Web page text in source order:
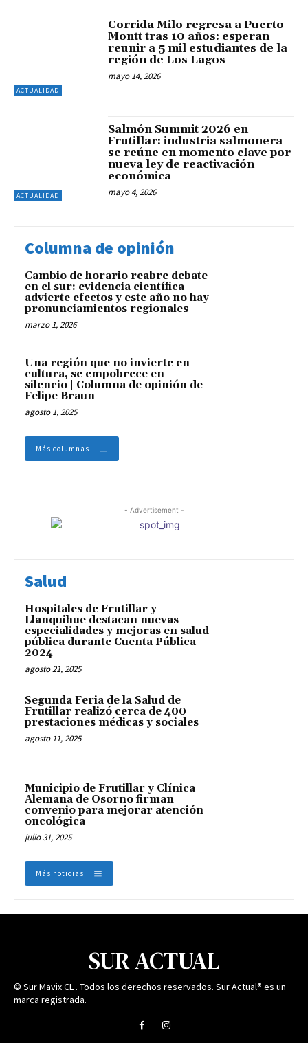
ACTUALIDAD
Corrida Milo regresa a Puerto
Montt tras 10 años: esperan
reunir a 5 mil estudiantes de la
región de Los Lagos
mayo 14, 2026
ACTUALIDAD
Salmón Summit 2026 en
Frutillar: industria salmonera
se reúne en momento clave por
nueva ley de reactivación
económica
mayo 4, 2026
Columna de opinión
Cambio de horario reabre debate
en el sur: evidencia científica
advierte efectos y este año no hay
pronunciamientos regionales
marzo 1, 2026
Una región que no invierte en
cultura, se empobrece en
silencio | Columna de opinión de
Felipe Braun
agosto 1, 2025
Más columnas
- Advertisement -
Salud
Hospitales de Frutillar y
Llanquihue destacan nuevas
especialidades y mejoras en salud
pública durante Cuenta Pública
2024
agosto 21, 2025
Segunda Feria de la Salud de
Frutillar realizó cerca de 400
prestaciones médicas y sociales
agosto 11, 2025
Municipio de Frutillar y Clínica
Alemana de Osorno firman
convenio para mejorar atención
oncológica
julio 31, 2025
Más noticias
SUR ACTUAL
© Sur Mavix CL . Todos los derechos reservados. Sur Actual® es un
marca registrada.